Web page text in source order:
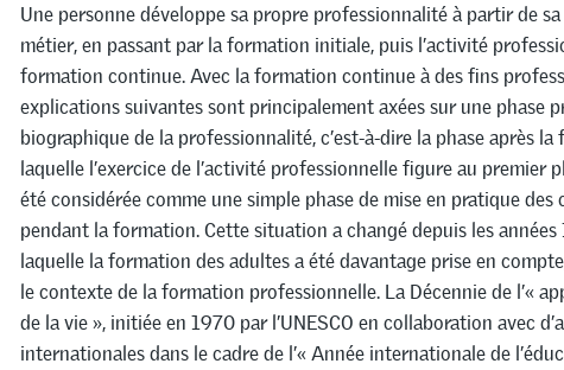
Une personne développe sa propre professionnalité à partir de sa
métier, en passant par la formation initiale, puis l’activité
formation continue. Avec la formation continue à des fins
explications suivantes sont principalement axées sur une phase
biographique de la professionnalité, c’est-à-dire la phase après
laquelle l’exercice de l’activité professionnelle figure au premier
été considérée comme une simple phase de mise en pratique des
pendant la formation. Cette situation a changé depuis les
laquelle la formation des adultes a été davantage prise en
le contexte de la formation professionnelle. La Décennie de l’«
de la vie », initiée en 1970 par l’UNESCO en collaboration avec
internationales dans le cadre de l’« Année internationale de